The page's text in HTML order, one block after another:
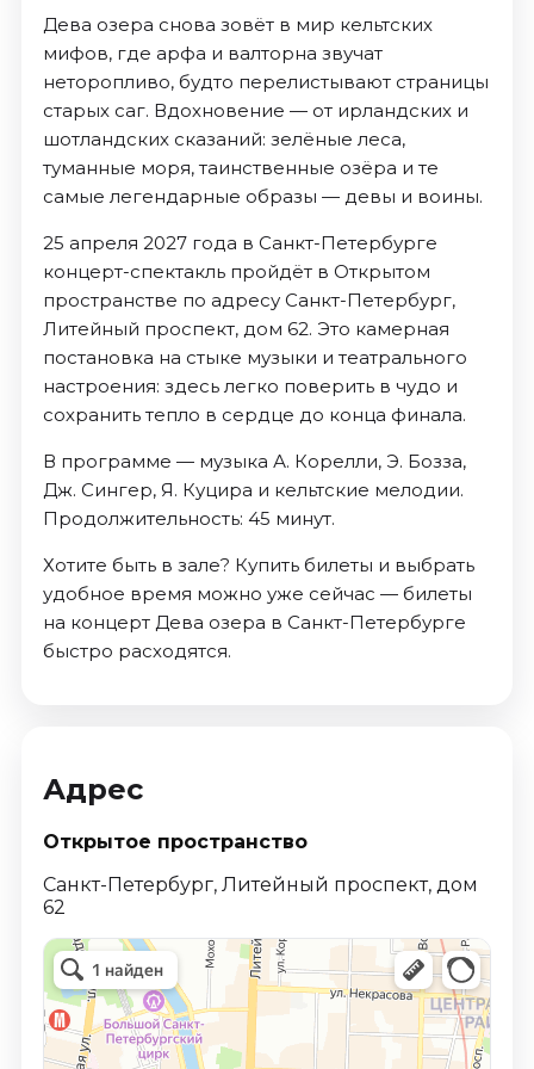
Дева озера снова зовёт в мир кельтских
мифов, где арфа и валторна звучат
неторопливо, будто перелистывают страницы
старых саг. Вдохновение — от ирландских и
шотландских сказаний: зелёные леса,
туманные моря, таинственные озёра и те
самые легендарные образы — девы и воины.
25 апреля 2027 года в Санкт-Петербурге
концерт-спектакль пройдёт в Открытом
пространстве по адресу Санкт-Петербург,
Литейный проспект, дом 62. Это камерная
постановка на стыке музыки и театрального
настроения: здесь легко поверить в чудо и
сохранить тепло в сердце до конца финала.
В программе — музыка А. Корелли, Э. Бозза,
Дж. Сингер, Я. Куцира и кельтские мелодии.
Продолжительность: 45 минут.
Хотите быть в зале? Купить билеты и выбрать
удобное время можно уже сейчас — билеты
на концерт Дева озера в Санкт-Петербурге
быстро расходятся.
Адрес
Открытое пространство
Санкт-Петербург, Литейный проспект, дом
62